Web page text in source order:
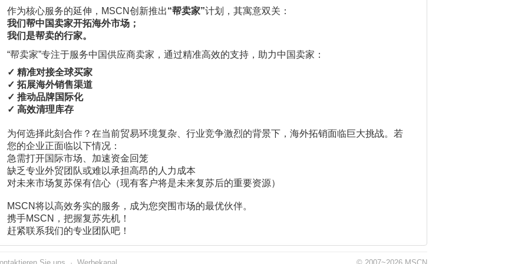
作为核心服务的延伸，MSCN创新推出“帮卖家”计划，其寓意双关：
我们帮中国卖家开拓海外市场；
我们是帮卖的行家。
“帮卖家”专注于服务中国供应商卖家，通过精准高效的支持，助力中国卖家：
✓ 精准对接全球买家
✓ 拓展海外销售渠道
✓ 推动品牌国际化
✓ 高效清理库存
为何选择此刻合作？在当前贸易环境复杂、行业竞争激烈的背景下，海外拓销面临巨大挑战。若
您的企业正面临以下情况：
急需打开国际市场、加速资金回笼
缺乏专业外贸团队或难以承担高昂的人力成本
对未来市场复苏保有信心（现有客户将是未来复苏后的重要资源）
MSCN将以高效务实的服务，成为您突围市场的最优伙伴。
携手MSCN，把握复苏先机！
赶紧联系我们的专业团队吧！